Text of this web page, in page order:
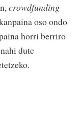
crowdfunding
oso ondo
horri berriro
dute